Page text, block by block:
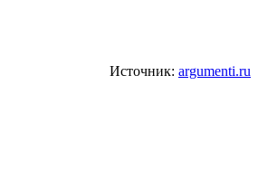
Источник: argumenti.ru